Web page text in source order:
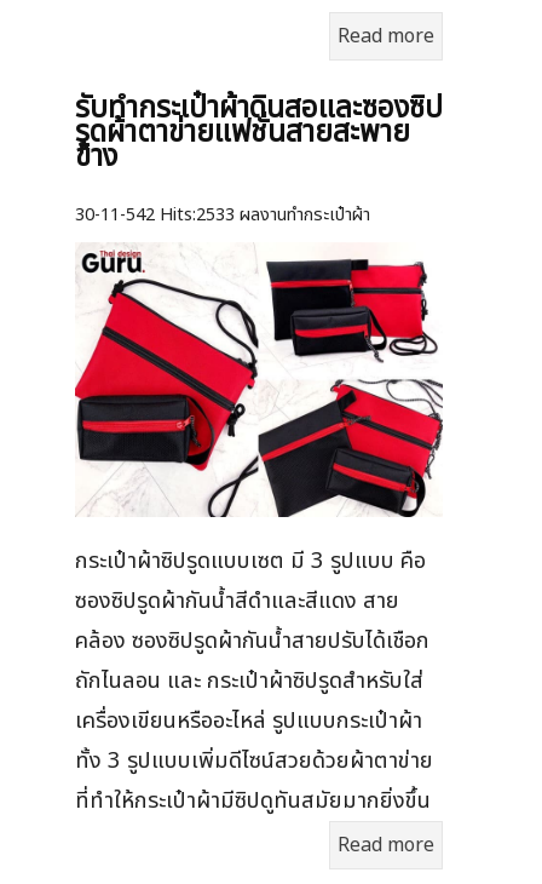
Read more
รับทำกระเป๋าผ้าดินสอและซองซิป
รูดผ้าตาข่ายแฟชั่นสายสะพาย
ข้าง
30-11-542 Hits:2533 ผลงานทำกระเป๋าผ้า
กระเป๋าผ้าซิปรูดแบบเซต มี 3 รูปแบบ คือ
ซองซิปรูดผ้ากันน้ำสีดำและสีแดง สาย
คล้อง ซองซิปรูดผ้ากันน้ำสายปรับได้เชือก
ถักไนลอน และ กระเป๋าผ้าซิปรูดสำหรับใส่
เครื่องเขียนหรืออะไหล่ รูปแบบกระเป๋าผ้า
ทั้ง 3 รูปแบบเพิ่มดีไซน์สวยด้วยผ้าตาข่าย
ที่ทำให้กระเป๋าผ้ามีซิปดูทันสมัยมากยิ่งขึ้น
Read more